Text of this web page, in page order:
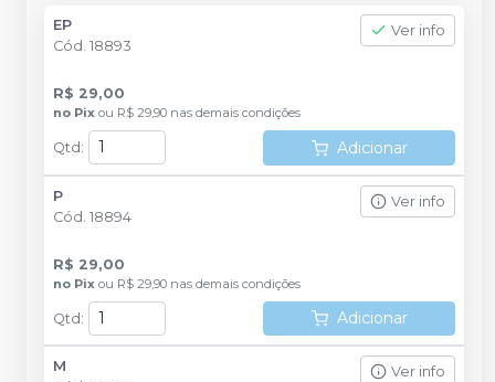
EP
Cód. 18893
Ver info
R$ 29,00
no Pix ou R$ 29,90 nas demais condições
Qtd : Adicionar
P
Cód. 18894
Ver info
R$ 29,00
no Pix ou R$ 29,90 nas demais condições
Qtd: Adicionar
M
Ver info